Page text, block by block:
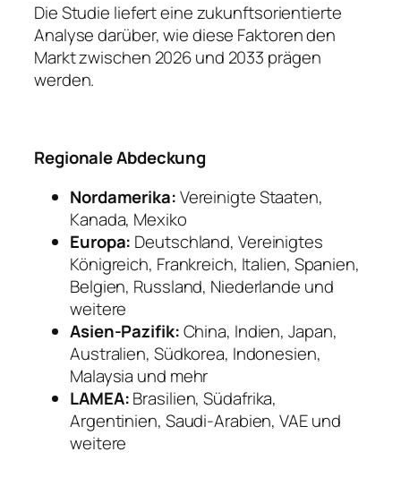
Die Studie liefert eine zukunftsorientierte
Analyse darüber, wie diese Faktoren den
Markt zwischen 2026 und 2033 prägen
werden.
Regionale Abdeckung
Nordamerika:Vereinigte Staaten,
Kanada, Mexiko
Europa: Deutschland, Vereinigtes
Königreich, Frankreich, Italien, Spanien,
Belgien, Russland, Niederlande und
weitere
Asien-Pazifik:China, Indien, Japan,
Australien, Südkorea, Indonesien,
Malaysia und mehr
LAMEA:Brasilien, Südafrika,
Argentinien, Saudi-Arabien, VAE und
weitere